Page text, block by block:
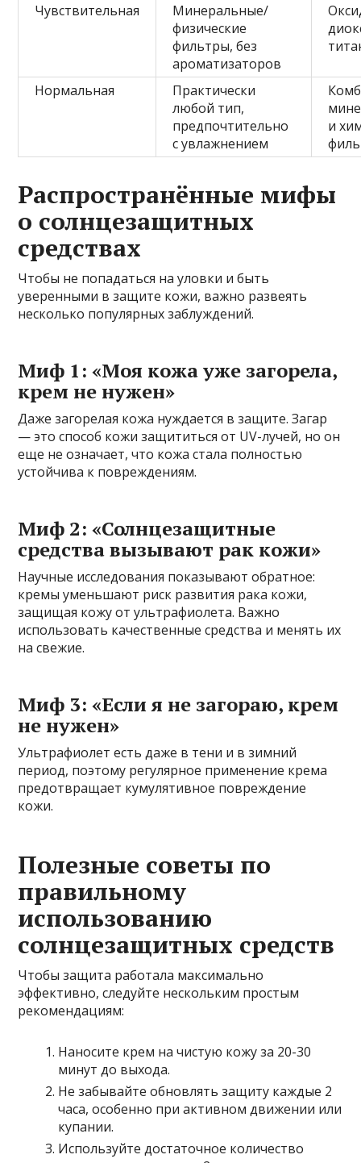
Чувствительная
Минеральные/
физические
фильтры, без
ароматизаторов
Нормальная
Практически
любой тип,
предпочтительно
с увлажнением
и
Распространённые мифы
о солнцезащитных
средствах
Чтобы не попадаться на уловки и быть
уверенными в защите кожи, важно развеять
несколько популярных заблуждений.
Миф 1: «Моя кожа уже загорела,
крем не нужен»
Даже загорелая кожа нуждается в защите. Загар
— это способ кожи защититься от UV-лучей, но он
еще не означает, что кожа стала полностью
устойчива к повреждениям.
Миф 2: «Солнцезащитные
средства вызывают рак кожи»
Научные исследования показывают обратное:
кремы уменьшают риск развития рака кожи,
защищая кожу от ультрафиолета. Важно
использовать качественные средства и менять их
на свежие.
Миф 3: «Если я не загораю, крем
не нужен»
Ультрафиолет есть даже в тени и в зимний
период, поэтому регулярное применение крема
предотвращает кумулятивное повреждение
кожи.
Полезные советы по
правильному
использованию
солнцезащитных средств
Чтобы защита работала максимально
эффективно, следуйте нескольким простым
рекомендациям:
Наносите крем на чистую кожу за 20-30
минут до выхода.
Не забывайте обновлять защиту каждые 2
часа, особенно при активном движении или
купании.
Используйте достаточное количество